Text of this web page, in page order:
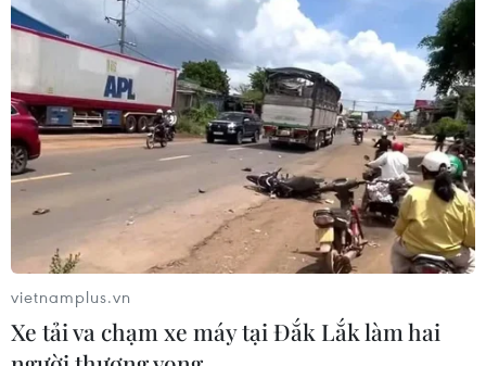
vietnamplus.vn
Xe tải va chạm xe máy tại Đắk Lắk làm hai